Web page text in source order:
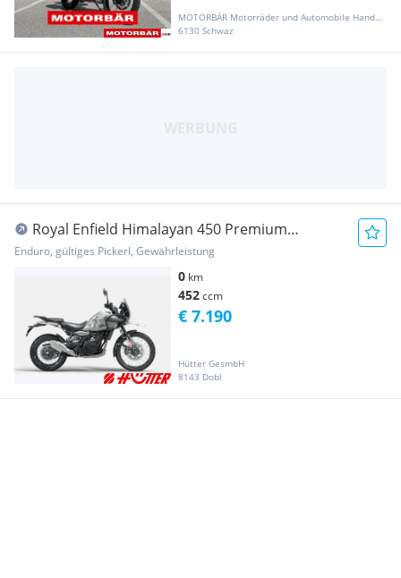
MOTORBÄR Motorräder und Automobile Handelsgesellschaft m.b.H.
6130 Schwaz
Royal Enfield Himalayan 450 Premium
Tubeless / Farbe: kamet w...
Enduro, gültiges Pickerl, Gewährleistung
0 km
452ccm
Hütter GesmbH
8143 Dobl
€ 7.190